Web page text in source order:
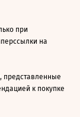
при
на
представленные
к покупке